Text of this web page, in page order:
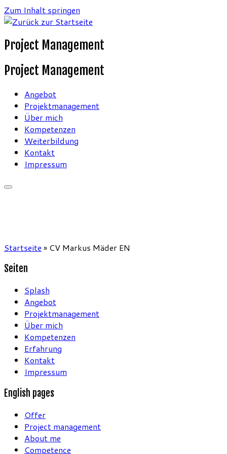
Zum Inhalt springen
Project Management
Project Management
Angebot
Projektmanagement
Über mich
Kompetenzen
Weiterbildung
Kontakt
Impressum
Startseite » CV Markus Mäder EN
Seiten
Splash
Angebot
Projektmanagement
Über mich
Kompetenzen
Erfahrung
Kontakt
Impressum
English pages
Offer
Project management
About me
Competence